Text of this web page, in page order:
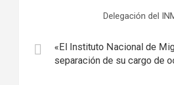
Delegación del
«El Instituto Nacional de
separación de su cargo de